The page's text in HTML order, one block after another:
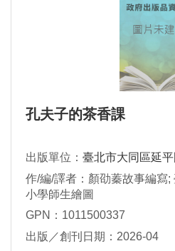
孔夫子的茶香課
出版單位： 臺北市大同區延
作/編/譯者：顏劭蓁故事編寫
小學師生繪圖
GPN：1011500337
出版／創刊日期：2026-04